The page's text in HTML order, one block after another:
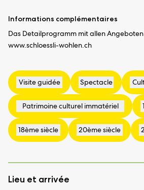
Informations complémentaires
Das Detailprogramm mit allen
www.schloessli-wohlen.ch
Lieu et arrivée